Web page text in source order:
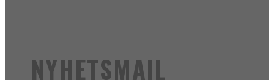
NYHETSMAIL